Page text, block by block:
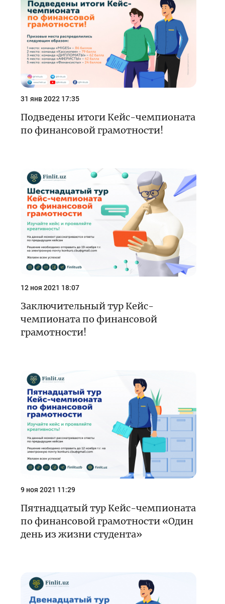
Кейс-чемпионат
Тренинги и семинары
Новости finlit.uz
Проекты в СМИ
Учебные материалы
Интерактивные услуги
Фотогалерея
Поиск по сайту
Карта сайта
31 янв 2022 17:35
Подведены итоги Кейс-чемпионата
по финансовой грамотности!
12 ноя 2021 18:07
Заключительный тур Кейс-
чемпионата по финансовой
грамотности!
9 ноя 2021 11:29
Пятнадцатый тур Кейс-чемпионата
по финансовой грамотности «Один
день из жизни студента»